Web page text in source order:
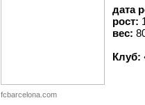
fcbarcelona.com
дата
рост:
вес:
Клуб: